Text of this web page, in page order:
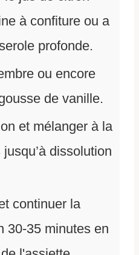
à confiture ou a
profonde.
ou encore
de vanille.
et mélanger à la
dissolution
continuer la
30-35 minutes en